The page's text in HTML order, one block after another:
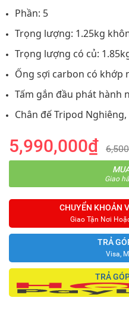
Phần: 5
Trọng lượng: 1.25kg
Trọng lượng có củ:
Ống sợi carbon có khớp
Tấm gắn đầu phát hành
Chân đế Tripod Nghiêng,
5,990,000₫
Giao
CHUYỂN KHOẢN
Giao Tận Nơi
TRẢ
Visa,
TRẢ